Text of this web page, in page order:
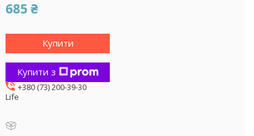
685 ₴
Купити
Купити з
+380 (73) 200-39-30
Life